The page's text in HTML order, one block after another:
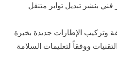
فني بنشر تبديل تواير متنقل
وتركيب الإطارات جديدة بخبرة
ووفقاً لتعليمات السلامة